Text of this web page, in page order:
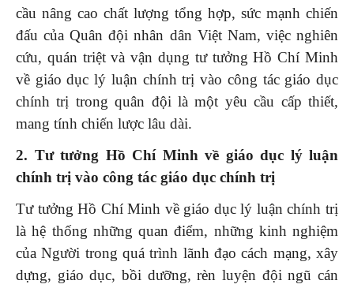
cầu nâng cao chất lượng tổng hợp, sức mạnh chiến
đấu của Quân đội nhân dân Việt Nam, việc nghiên
cứu, quán triệt và vận dụng tư tưởng Hồ Chí Minh
về giáo dục lý luận chính trị vào công tác giáo dục
chính trị trong quân đội là một yêu cầu cấp thiết,
mang tính chiến lược lâu dài.
2. Tư tưởng Hồ Chí Minh về giáo dục lý luận
chính trị vào công tác giáo dục chính trị
Tư tưởng Hồ Chí Minh về giáo dục lý luận chính trị
là hệ thống những quan điểm, những kinh nghiệm
của Người trong quá trình lãnh đạo cách mạng, xây
dựng, giáo dục, bồi dưỡng, rèn luyện đội ngũ cán